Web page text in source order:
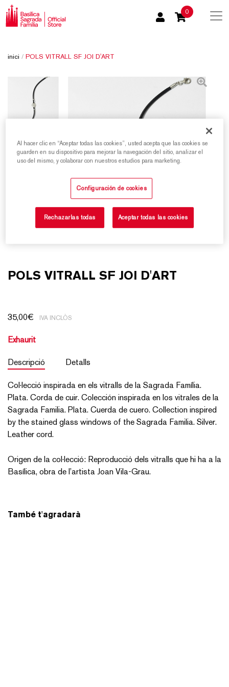
0
inici / POLS VITRALL SF JOI D'ART
POLS VITRALL SF JOI D'ART
35,00€ IVA INCLÒS
Exhaurit
Descripció Detalls
Col·lecció inspirada en els vitralls de la Sagrada Família.
Plata. Corda de cuir. Colección inspirada en los vitrales de la
Sagrada Familia. Plata. Cuerda de cuero. Collection inspired
by the stained glass windows of the Sagrada Familia. Silver.
Leather cord.
Origen de la col·lecció: Reproducció dels vitralls que hi ha a la
Basílica, obra de l’artista Joan Vila-Grau.
També t'agradarà
Al hacer clic en “Aceptar todas las cookies”, usted acepta que las cookies se
guarden en su dispositivo para mejorar la navegación del sitio, analizar el
uso del mismo, y colaborar con nuestros estudios para marketing.
Configuración de cookies
Rechazarlas todas Aceptar todas las cookies